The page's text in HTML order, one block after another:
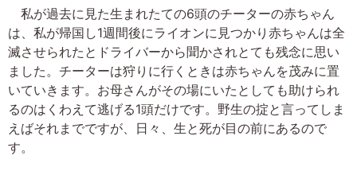
私が過去に見た生まれたての6頭のチーターの赤ちゃん
は、私が帰国し1週間後にライオンに見つかり赤ちゃんは全
滅させられたとドライバーから聞かされとても残念に思い
ました。チーターは狩りに行くときは赤ちゃんを茂みに置
いていきます。お母さんがその場にいたとしても助けられ
るのはくわえて逃げる1頭だけです。野生の掟と言ってしま
えばそれまでですが、日々、生と死が目の前にあるので
す。